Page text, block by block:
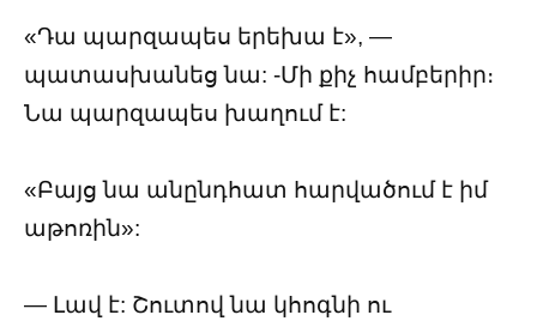
«Դա պարզապես երեխա է», —
պատասխանեց նա: -Մի քիչ համբերիր։
Նա պարզապես խաղում է:
«Բայց նա անընդհատ հարվածում է իմ
աթոռին»:
— Լավ է: Շուտով նա կհոգնի ու